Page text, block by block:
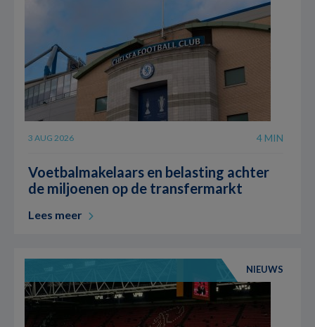
3 AUG 2026 4 MIN
Voetbalmakelaars en belasting achter
de miljoenen op de transfermarkt
Lees meer
NIEUWS